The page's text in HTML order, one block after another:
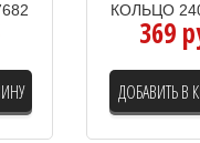
КОЛЬЦО
369
ДОБАВИТЬ В